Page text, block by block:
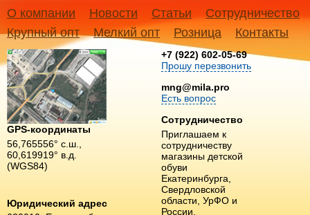
О компании Новости Статьи
Сотрудничество
Крупный опт
Мелкий опт Розница Контакты
GPS-координаты
56,765556° с.ш.,
60,619919° в.д.
(WGS84)
Юридический адрес
+7 (922) 602-05-69
Прошу перезвонить
mng@mila.pro
Есть вопрос
Сотрудничество
Приглашаем к
сотрудничеству
магазины детской
обуви
Екатеринбурга,
Свердловской
области, УрФО и
России.